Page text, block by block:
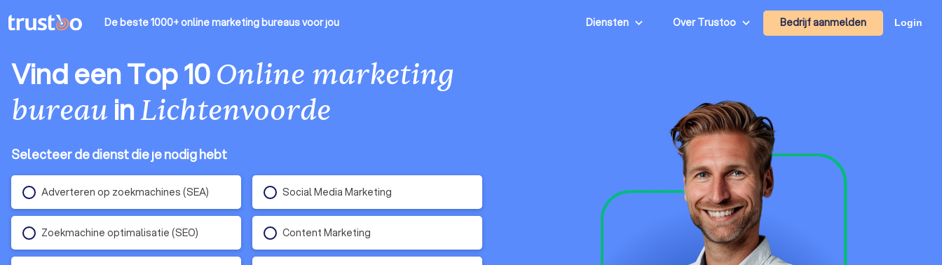
De beste 1000+ online marketing bureausvoor jou Diensten Over Trustoo Bedrijf aanmelden Login
Vind een Top 10Online marketing
bureau inLichtenvoorde
Selecteer de dienst die je nodig hebt
Adverteren op zoekmachines (SEA) Social Media Marketing
Zoekmachine optimalisatie (SEO) Content Marketing